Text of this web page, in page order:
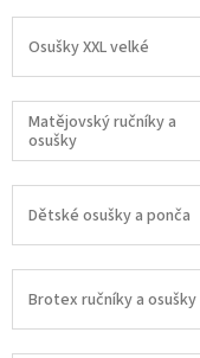
Osušky XXL velké
Matějovský ručníky a
osušky
Dětské osušky a ponča
Brotex ručníky a osušky